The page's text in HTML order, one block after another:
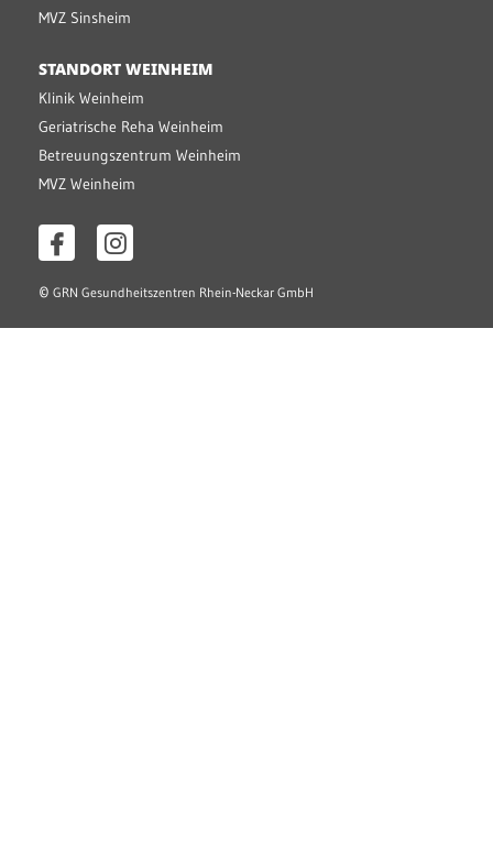
MVZ Sinsheim
STANDORT WEINHEIM
Klinik Weinheim
Geriatrische Reha Weinheim
Betreuungszentrum Weinheim
MVZ Weinheim
© GRN Gesundheitszentren Rhein-Neckar GmbH